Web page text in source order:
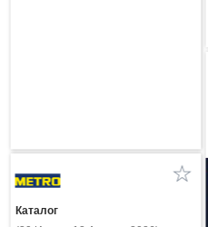
Каталог